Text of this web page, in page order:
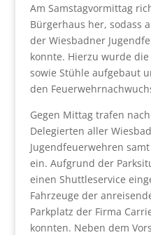
Am Samstagvormittag
Bürgerhaus her, sodass
der Wiesbadner
konnte. Hierzu wurde
sowie Stühle aufgebaut
den
Gegen Mittag trafen
Delegierten aller
Jugendfeuerwehren
ein. Aufgrund der
einen Shuttleservice
Fahrzeuge der
Parkplatz der Firma
konnten. Neben dem